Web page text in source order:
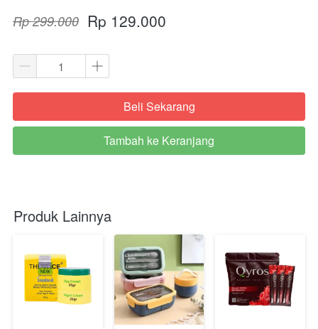
Rp 299.000 Rp 129.000
`Beli Sekarang
`
Tambah ke Keranjang
Produk Lainnya